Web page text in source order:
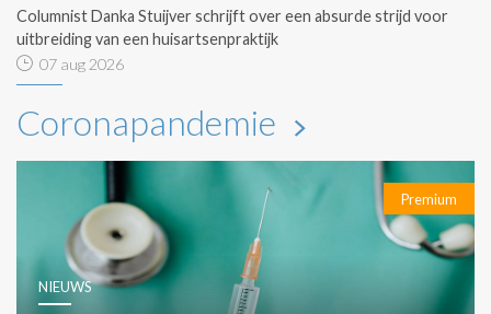
Columnist Danka Stuijver schrijft over een absurde strijd voor
uitbreiding van een huisartsenpraktijk
07 aug 2026
Coronapandemie
Premium
NIEUWS